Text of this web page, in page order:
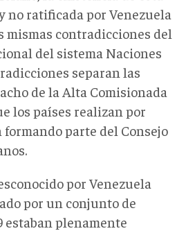
no ratificada por Venezuela
mismas contradicciones del
del sistema Naciones
separan las
de la Alta Comisionada
los países realizan por
parte del Consejo
por Venezuela
por un conjunto de
estaban plenamente